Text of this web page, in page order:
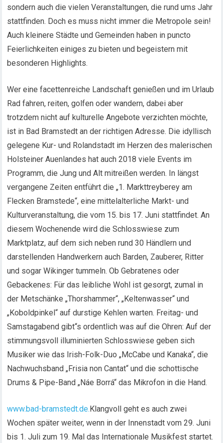
sondern auch die vielen Veranstaltungen, die rund ums Jahr
stattfinden. Doch es muss nicht immer die Metropole sein!
Auch kleinere Städte und Gemeinden haben in puncto
Feierlichkeiten einiges zu bieten und begeistern mit
besonderen Highlights.
Wer eine facettenreiche Landschaft genießen und im Urlaub
Rad fahren, reiten, golfen oder wandern, dabei aber
trotzdem nicht auf kulturelle Angebote verzichten möchte,
ist in Bad Bramstedt an der richtigen Adresse. Die idyllisch
gelegene Kur- und Rolandstadt im Herzen des malerischen
Holsteiner Auenlandes hat auch 2018 viele Events im
Programm, die Jung und Alt mitreißen werden. In längst
vergangene Zeiten entführt die „1. Markttreyberey am
Flecken Bramstede“, eine mittelalterliche Markt- und
Kulturveranstaltung, die vom 15. bis 17. Juni stattfindet. An
diesem Wochenende wird die Schlosswiese zum
Marktplatz, auf dem sich neben rund 30 Händlern und
darstellenden Handwerkern auch Barden, Zauberer, Ritter
und sogar Wikinger tummeln. Ob Gebratenes oder
Gebackenes: Für das leibliche Wohl ist gesorgt, zumal in
der Metschänke „Thorshammer“, „Keltenwasser“ und
„Koboldpinkel“ auf durstige Kehlen warten. Freitag- und
Samstagabend gibt“s ordentlich was auf die Ohren: Auf der
stimmungsvoll illuminierten Schlosswiese geben sich
Musiker wie das Irish-Folk-Duo „McCabe und Kanaka“, die
Nachwuchsband „Frisia non Cantat“ und die schottische
Drums & Pipe-Band „Náe Borrá“ das Mikrofon in die Hand.
www.bad-bramstedt.de.Klangvoll geht es auch zwei
Wochen später weiter, wenn in der Innenstadt vom 29. Juni
bis 1. Juli zum 19. Mal das Internationale Musikfest startet.